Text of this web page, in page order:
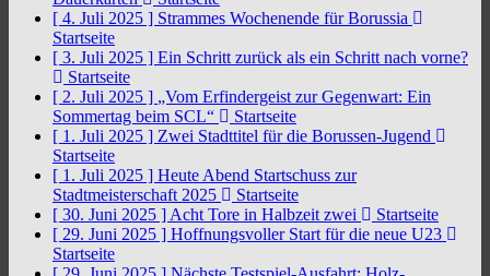
[ 4. Juli 2025 ] Strammes Wochenende für Borussia
Startseite
[ 3. Juli 2025 ] Ein Schritt zurück als ein Schritt nach vorne?
Startseite
[ 2. Juli 2025 ] „Vom Erfindergeist zur Gegenwart: Ein
Sommertag beim SCL“
Startseite
[ 1. Juli 2025 ] Zwei Stadttitel für die Borussen-Jugend
Startseite
[ 1. Juli 2025 ] Heute Abend Startschuss zur
Stadtmeisterschaft 2025
Startseite
[ 30. Juni 2025 ] Acht Tore in Halbzeit zwei
Startseite
[ 29. Juni 2025 ] Hoffnungsvoller Start für die neue U23
Startseite